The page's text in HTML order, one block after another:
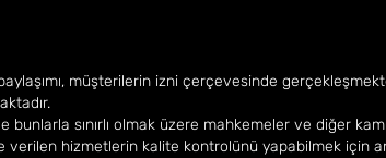
müşterilerin izni çerçevesinde
sınırlı olmak üzere mahkemeler ve diğer
hizmetlerin kalite kontrolünü yapabilmek için